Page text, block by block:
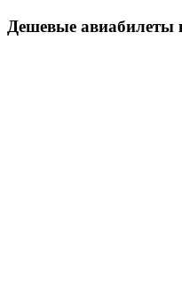
Дешевые авиабилеты